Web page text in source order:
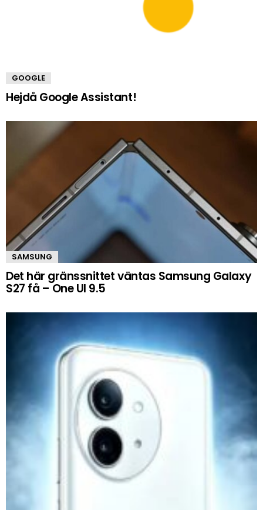
GOOGLE
Hejdå Google Assistant!
SAMSUNG
Det här gränssnittet väntas Samsung Galaxy
S27 få – One UI 9.5